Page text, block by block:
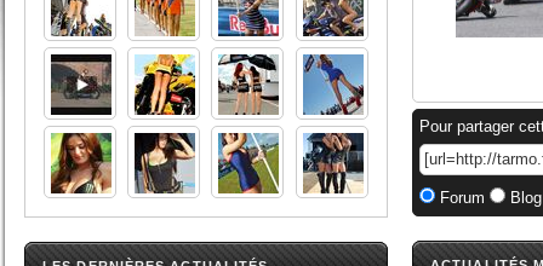
Pour partager
Forum